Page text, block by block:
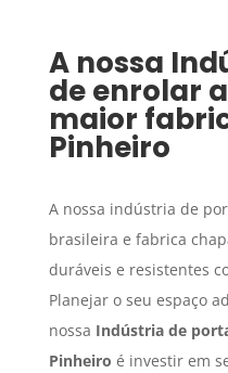
A nossa
de enrolar
maior
Pinheiro
A nossa indústria de
brasileira e fabrica
duráveis e resistentes
Planejar o seu espaço
nossa Indústria de
Pinheiro é investir em